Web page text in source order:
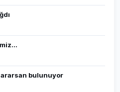
ararsan bulunuyor